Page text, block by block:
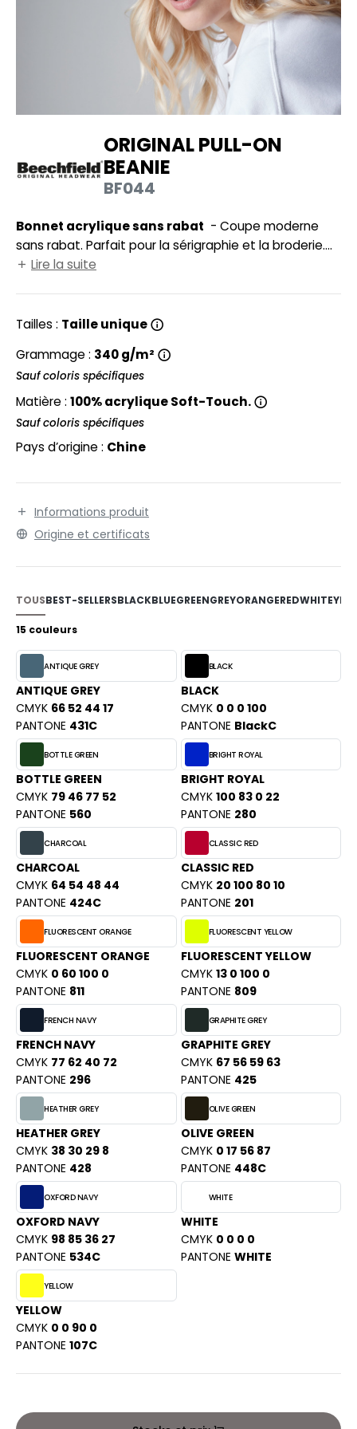
VISIBILITE
MODULABLES
LABEL / TEAR AWAY
VETEMENTS
SHIRT
SHIRT
PROFESSIONNELLE
- BLOUSON
SI ON L'APPELAIT FRANCIS
BY PROMODORO
HALES
OF THE LOOM
OF THE LOOM VINTAGE
- BLANKS
COOL
HOODS
T'S
SERIE
GEN
MORNING STUDIOS
SEGURIDAD
ORIGINAL PULL-ON
BEANIE
BF044
Bonnet acrylique sans rabat
sans rabat. Parfait pour la sérigraphie et la broderie.
Doublé. Modèle à enfiler.
Lire la suite
Tailles : Taille unique
Grammage : 340 g/m²
Sauf coloris spécifiques
Matière : 100% acrylique Soft-Touch.
Sauf coloris spécifiques
Pays d’origine : Chine
Informations produit
Origine et certificats
TOUSBEST-SELLERSBLACKBLUEGREENGREYORANGEREDWHITE
15 couleurs
ANTIQUE GREY
ANTIQUE GREY
CMYK 66 52 44 17
PANTONE 431C
BLACK
BLACK
CMYK 0 0 0 100
PANTONE BlackC
BOTTLE GREEN
BOTTLE GREEN
CMYK 79 46 77 52
PANTONE 560
BRIGHT ROYAL
BRIGHT ROYAL
CMYK 100 83 0 22
PANTONE 280
CHARCOAL
CHARCOAL
CMYK 64 54 48 44
PANTONE 424C
CLASSIC RED
CLASSIC RED
CMYK 20 100 80 10
PANTONE 201
FLUORESCENT ORANGE
FLUORESCENT ORANGE
CMYK 0 60 100 0
PANTONE 811
FLUORESCENT YELLOW
FLUORESCENT YELLOW
CMYK 13 0 100 0
PANTONE 809
FRENCH NAVY
FRENCH NAVY
CMYK 77 62 40 72
PANTONE 296
GRAPHITE GREY
GRAPHITE GREY
CMYK 67 56 59 63
PANTONE 425
HEATHER GREY
HEATHER GREY
CMYK 38 30 29 8
PANTONE 428
OLIVE GREEN
OLIVE GREEN
CMYK 0 17 56 87
PANTONE 448C
OXFORD NAVY
OXFORD NAVY
CMYK 98 85 36 27
PANTONE 534C
WHITE
WHITE
CMYK 0 0 0 0
PANTONE WHITE
YELLOW
YELLOW
CMYK 0 0 90 0
PANTONE 107C